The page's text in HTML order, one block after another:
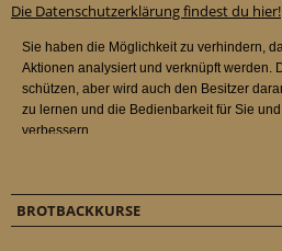
Die Datenschutzerklärung findest du hier!
BROTBACKKURSE